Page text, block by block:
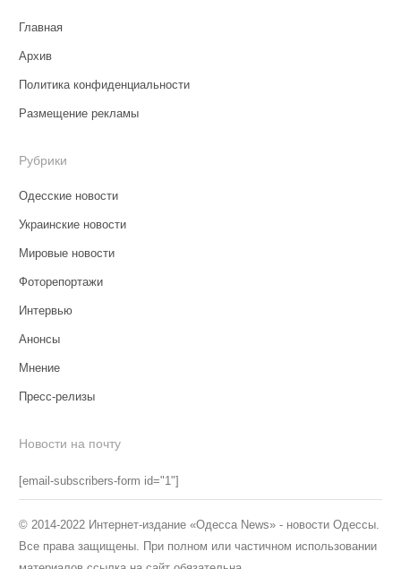
Главная
Архив
Политика конфиденциальности
Размещение рекламы
Рубрики
Одесские новости
Украинские новости
Мировые новости
Фоторепортажи
Интервью
Анонсы
Мнение
Пресс-релизы
Новости на почту
[email-subscribers-form id="1"]
© 2014-2022 Интернет-издание «Одесса News» - новости Одессы.
Все права защищены. При полном или частичном использовании